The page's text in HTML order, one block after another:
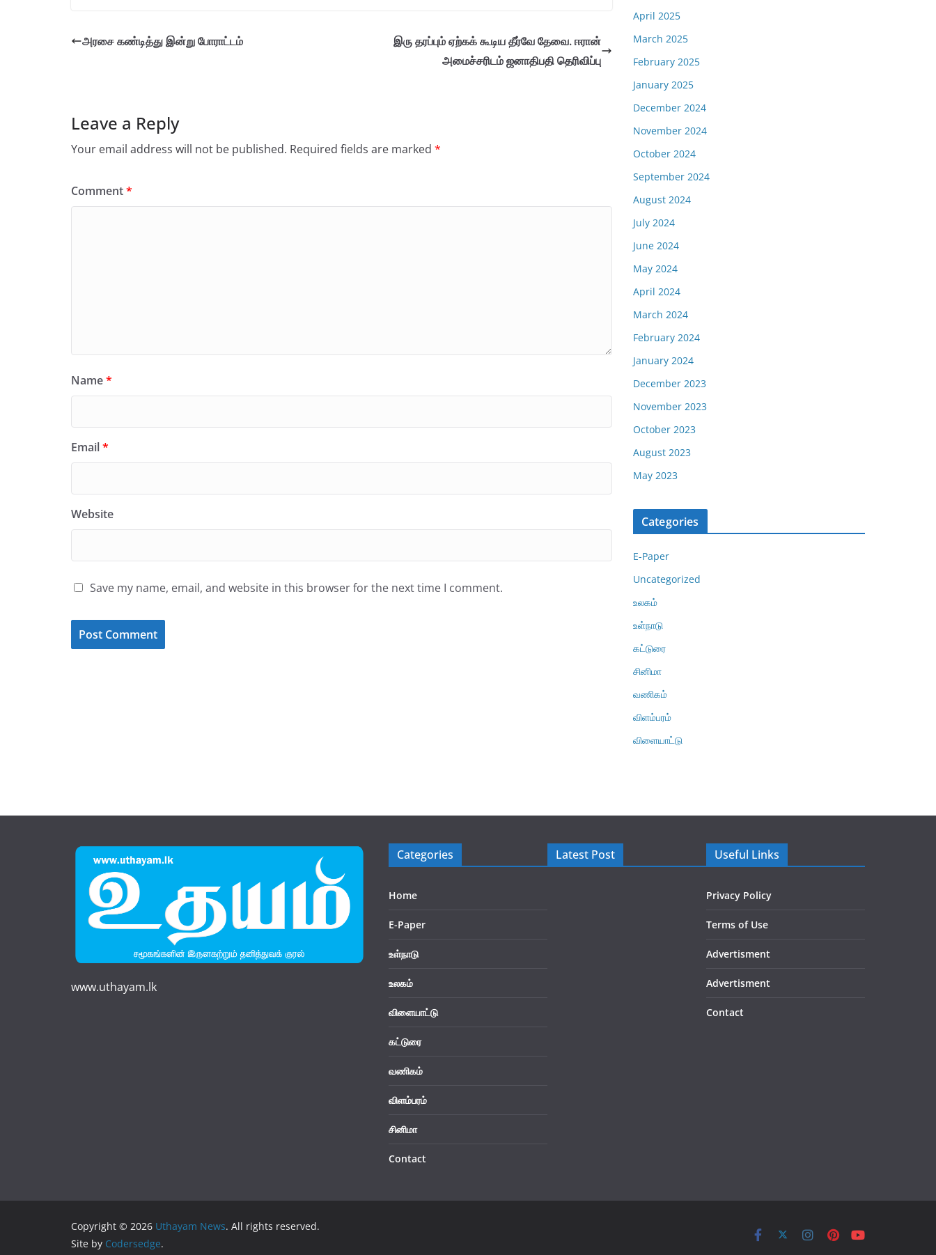
அரசை கண்டித்து இன்று போராட்டம்
இரு தரப்பும் ஏற்கக் கூடிய தீர்வே தேவை. ஈரான்
அமைச்சரிடம் ஜனாதிபதி தெரிவிப்பு
Leave a Reply
Your email address will not be published. Required fields are marked *
Comment*
Name*
Email*
Website
Save my name, email, and website in this browser for the next time I comment.
April 2025
March 2025
February 2025
January 2025
December 2024
November 2024
October 2024
September 2024
August 2024
July 2024
June 2024
May 2024
April 2024
March 2024
February 2024
January 2024
December 2023
November 2023
October 2023
August 2023
May 2023
Categories
E-Paper
Uncategorized
உலகம்
உள்நாடு
கட்டுரை
சினிமா
வணிகம்
விளம்பரம்
விளையாட்டு
www.uthayam.lk
Categories
Home
E-Paper
உள்நாடு
உலகம்
விளையாட்டு
கட்டுரை
வணிகம்
விளம்பரம்
சினிமா
Contact
Latest Post Useful Links
Privacy Policy
Terms of Use
Advertisment
Advertisment
Contact
Copyright © 2026 Uthayam News. All rights reserved.
Site by Codersedge.